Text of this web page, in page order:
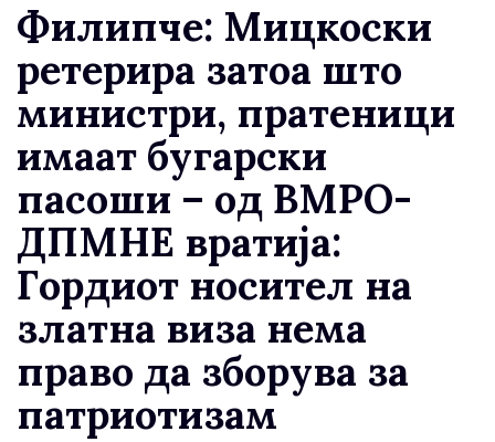
Филипче: Мицкоски
ретерира затоа што
министри, пратеници
имаат бугарски
пасоши – од ВМРО-
ДПМНЕ вратија:
Гордиот носител на
златна виза нема
право да зборува за
патриотизам